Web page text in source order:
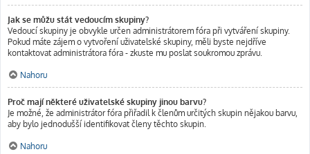
Jak se můžu stát vedoucím skupiny?
Vedoucí skupiny je obvykle určen administrátorem fóra při vytváření skupiny.
Pokud máte zájem o vytvoření uživatelské skupiny, měli byste nejdříve
kontaktovat administrátora fóra - zkuste mu poslat soukromou zprávu.
Nahoru
Proč mají některé uživatelské skupiny jinou barvu?
Je možné, že administrátor fóra přiřadil k členům určitých skupin nějakou barvu,
aby bylo jednodušší identifikovat členy těchto skupin.
Nahoru